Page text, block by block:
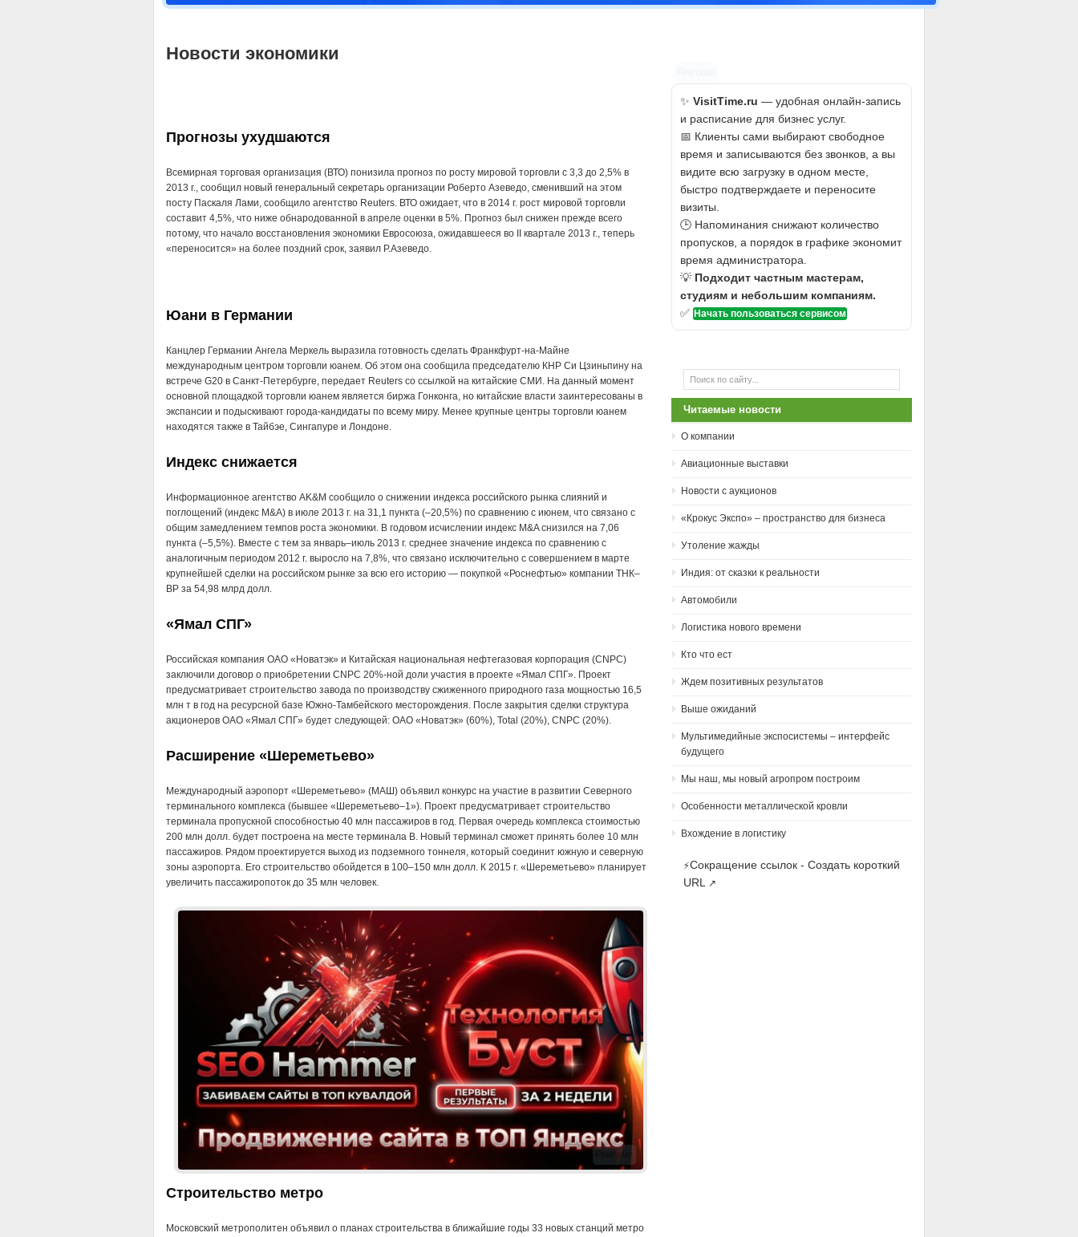
Новости экономики
Прогнозы ухудшаются
Всемирная торговая организация (ВТО) понизила прогноз по росту мировой торговли с 3,3 до 2,5% в
2013 г., сообщил новый генеральный секретарь организации Роберто Азеведо, сменивший на этом
посту Паскаля Лами, сообщило агентство Reuters. ВТО ожидает, что в 2014 г. рост мировой торговли
составит 4,5%, что ниже обнародованной в апреле оценки в 5%. Прогноз был снижен прежде всего
потому, что начало восстановления экономики Евросоюза, ожидавшееся во II квартале 2013 г., теперь
«переносится» на более поздний срок, заявил Р.Азеведо.
Юани в Германии
Канцлер Германии Ангела Меркель выразила готовность сделать Франкфурт-на-Майне
международным центром торговли юанем. Об этом она сообщила председателю КНР Си Цзиньпину на
встрече G20 в Санкт-Петербурге, передает Reuters со ссылкой на китайские СМИ. На данный момент
основной площадкой торговли юанем является биржа Гонконга, но китайские власти заинтересованы в
экспансии и подыскивают города-кандидаты по всему миру. Менее крупные центры торговли юанем
находятся также в Тайбэе, Сингапуре и Лондоне.
Индекс снижается
Информационное агентство AK&M сообщило о снижении индекса российского рынка слияний и
поглощений (индекс M&A) в июле 2013 г. на 31,1 пункта (–20,5%) по сравнению с июнем, что связано с
общим замедлением темпов роста экономики. В годовом исчислении индекс M&A снизился на 7,06
пункта (–5,5%). Вместе с тем за январь–июль 2013 г. среднее значение индекса по сравнению с
аналогичным периодом 2012 г. выросло на 7,8%, что связано исключительно с совершением в марте
крупнейшей сделки на российском рынке за всю его историю — покупкой «Роснефтью» компании ТНК–
ВР за 54,98 млрд долл.
«Ямал СПГ»
Российская компания ОАО «Новатэк» и Китайская национальная нефтегазовая корпорация (CNPC)
заключили договор о приобретении CNPC 20%-ной доли участия в проекте «Ямал СПГ». Проект
предусматривает строительство завода по производству сжиженного природного газа мощностью 16,5
млн т в год на ресурсной базе Южно-Тамбейского месторождения. После закрытия сделки структура
акционеров ОАО «Ямал СПГ» будет следующей: ОАО «Новатэк» (60%), Total (20%), CNPC (20%).
Расширение «Шереметьево»
Международный аэропорт «Шереметьево» (МАШ) объявил конкурс на участие в развитии Северного
терминального комплекса (бывшее «Шереметьево–1»). Проект предусматривает строительство
терминала пропускной способностью 40 млн пассажиров в год. Первая очередь комплекса стоимостью
200 млн долл. будет построена на месте терминала B. Новый терминал сможет принять более 10 млн
пассажиров. Рядом проектируется выход из подземного тоннеля, который соединит южную и северную
зоны аэропорта. Его строительство обойдется в 100–150 млн долл. К 2015 г. «Шереметьево» планирует
увеличить пассажиропоток до 35 млн человек.
Реклама
Строительство метро
Московский метрополитен объявил о планах строительства в ближайшие годы 33 новых станций метро
✨ VisitTime.ru — удобная онлайн-запись
и расписание для бизнес услуг.
📅 Клиенты сами выбирают свободное
время и записываются без звонков, а вы
видите всю загрузку в одном месте,
быстро подтверждаете и переносите
визиты.
🕒 Напоминания снижают количество
пропусков, а порядок в графике экономит
время администратора.
💡 Подходит частным мастерам,
студиям и небольшим компаниям.
✅ Начать пользоваться сервисом
Читаемые новости
О компании
Авиационные выставки
Новости с аукционов
«Крокус Экспо» – пространство для бизнеса
Утоление жажды
Индия: от сказки к реальности
Автомобили
Логистика нового времени
Кто что ест
Ждем позитивных результатов
Выше ожиданий
Мультимедийные экспосистемы – интерфейс
будущего
Мы наш, мы новый агропром построим
Особенности металлической кровли
Вхождение в логистику
⚡Сокращение ссылок - Создать короткий
URL
↗